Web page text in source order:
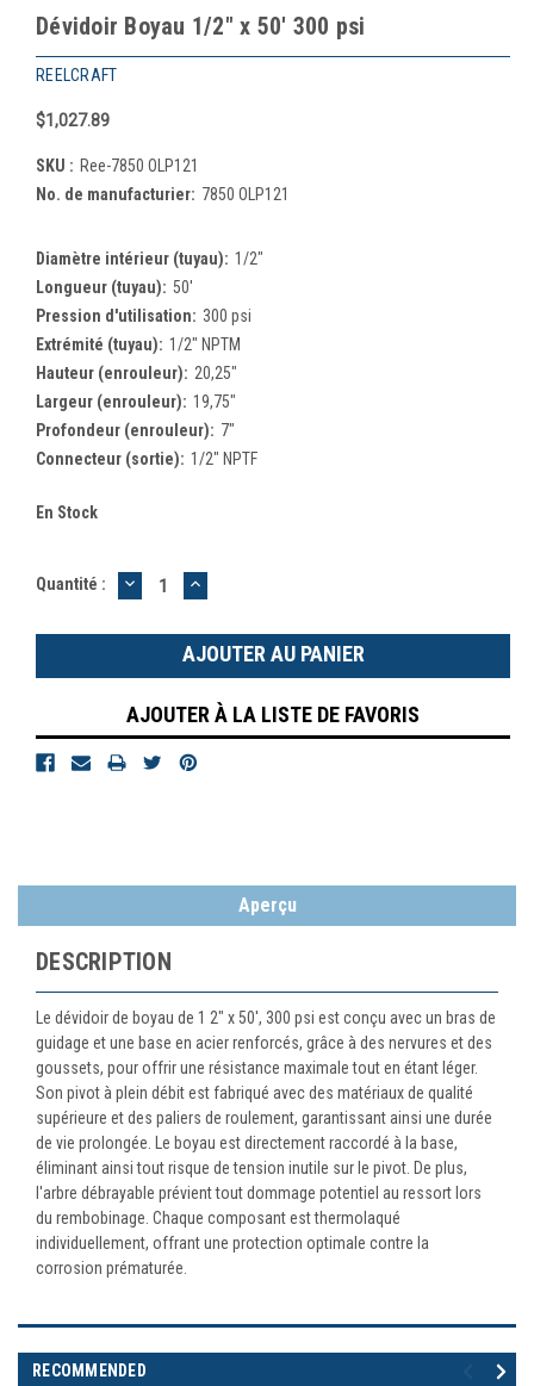
Dévidoir Boyau 1/2" x 50' 300 psi
REELCRAFT
$1,027.89
SKU : Ree-7850 OLP121
No. de manufacturier: 7850 OLP121
Diamètre intérieur (tuyau): 1/2"
Longueur (tuyau): 50'
Pression d'utilisation: 300 psi
Extrémité (tuyau): 1/2" NPTM
Hauteur (enrouleur): 20,25"
Largeur (enrouleur): 19,75"
Profondeur (enrouleur): 7"
Connecteur (sortie): 1/2" NPTF
En Stock
Quantité : DIMINUER
LA
:
AUGMENTER
LA
:
AJOUTER À LA LISTE DE FAVORIS
Aperçu
DESCRIPTION
Le dévidoir de boyau de 1 2" x 50', 300 psi est conçu avec un bras de
guidage et une base en acier renforcés, grâce à des nervures et des
goussets, pour offrir une résistance maximale tout en étant léger.
Son pivot à plein débit est fabriqué avec des matériaux de qualité
supérieure et des paliers de roulement, garantissant ainsi une durée
de vie prolongée. Le boyau est directement raccordé à la base,
éliminant ainsi tout risque de tension inutile sur le pivot. De plus,
l'arbre débrayable prévient tout dommage potentiel au ressort lors
du rembobinage. Chaque composant est thermolaqué
individuellement, offrant une protection optimale contre la
corrosion prématurée.
RECOMMENDED